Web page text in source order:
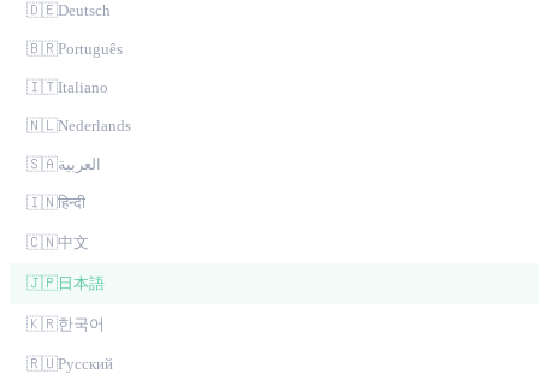
🇩🇪Deutsch
🇧🇷Português
🇮🇹Italiano
🇳🇱Nederlands
🇸🇦العربية
🇮🇳हिन्दी
🇨🇳中文
🇯🇵 日本語
🇰🇷한국어
🇷🇺Русский